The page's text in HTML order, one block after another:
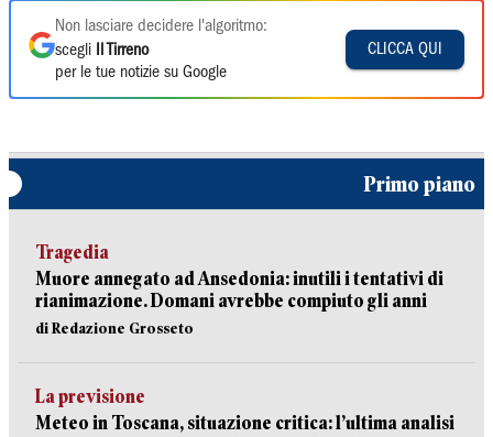
Non lasciare decidere l'algoritmo:
scegli
Il Tirreno
per le tue notizie su Google
CLICCA QUI
Primo piano
Tragedia
Muore annegato ad Ansedonia: inutili i tentativi di
rianimazione. Domani avrebbe compiuto gli anni
di Redazione Grosseto
La previsione
Meteo in Toscana, situazione critica: l’ultima analisi